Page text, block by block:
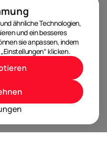
ähnliche Technologien,
und ein besseres
sie anpassen, indem
klicken.